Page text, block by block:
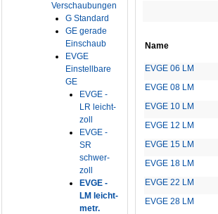
Verschaubungen
G Standard
GE gerade
Einschaub
EVGE
Einstellbare
GE
EVGE -
LR leicht-
zoll
EVGE -
SR
schwer-
zoll
EVGE -
LM leicht-
metr.
Name
EVGE 06 LM
EVGE 08 LM
EVGE 10 LM
EVGE 12 LM
EVGE 15 LM
EVGE 18 LM
EVGE 22 LM
EVGE 28 LM